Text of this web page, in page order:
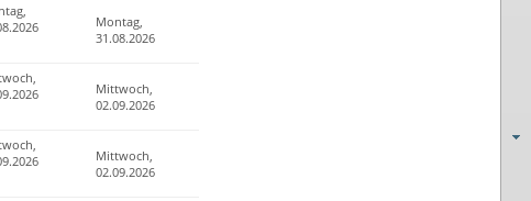
Montag,
31.08.2026
Mittwoch,
02.09.2026
Mittwoch,
02.09.2026